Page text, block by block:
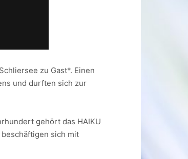
zu Gast*. Einen
und durften sich zur
gehört das HAIKU
beschäftigen sich mit